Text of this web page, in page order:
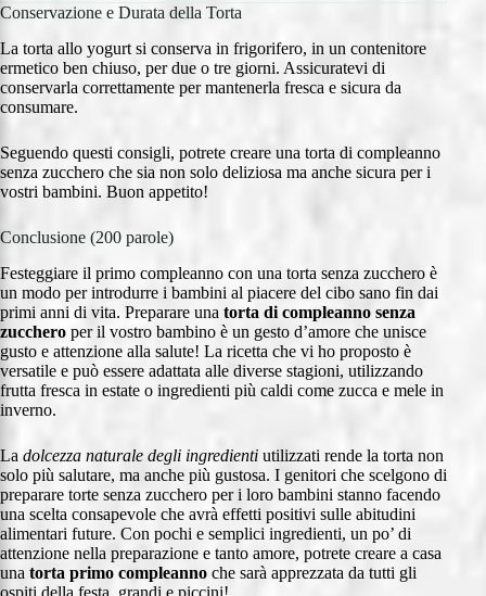
Conservazione e Durata della Torta
La torta allo yogurt si conserva in frigorifero, in un contenitore
ermetico ben chiuso, per due o tre giorni. Assicuratevi di
conservarla correttamente per mantenerla fresca e sicura da
consumare.
Seguendo questi consigli, potrete creare una torta di compleanno
senza zucchero che sia non solo deliziosa ma anche sicura per i
vostri bambini. Buon appetito!
Conclusione (200 parole)
Festeggiare il primo compleanno con una torta senza zucchero è
un modo per introdurre i bambini al piacere del cibo sano fin dai
primi anni di vita. Preparare una torta di compleanno senza
zucchero per il vostro bambino è un gesto d’amore che unisce
gusto e attenzione alla salute! La ricetta che vi ho proposto è
versatile e può essere adattata alle diverse stagioni, utilizzando
frutta fresca in estate o ingredienti più caldi come zucca e mele in
inverno.
La dolcezza naturale degli ingredienti utilizzati rende la torta non
solo più salutare, ma anche più gustosa. I genitori che scelgono di
preparare torte senza zucchero per i loro bambini stanno facendo
una scelta consapevole che avrà effetti positivi sulle abitudini
alimentari future. Con pochi e semplici ingredienti, un po’ di
attenzione nella preparazione e tanto amore, potrete creare a casa
una torta primo compleanno che sarà apprezzata da tutti gli
ospiti della festa, grandi e piccini!